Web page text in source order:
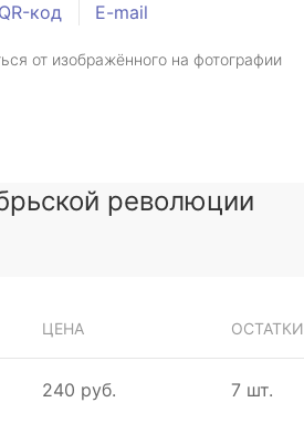
QR-код E-mail
от изображённого на фотографии
революции
ЦЕНА ОСТАТКИ
240 руб. 7 шт.